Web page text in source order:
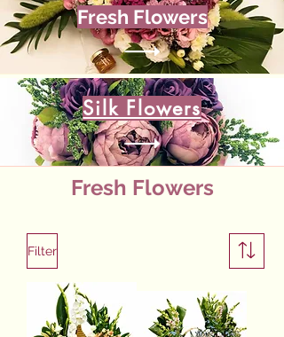
Fresh Flowers
Silk Flowers
Fresh Flowers
Filter